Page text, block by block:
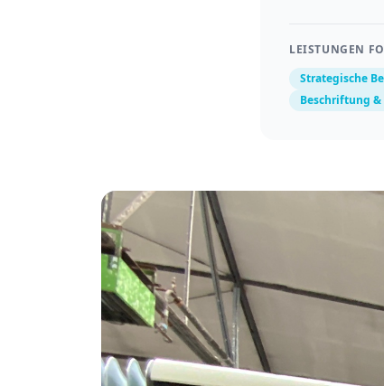
LEISTUNGEN
Strategische
Beschriftung